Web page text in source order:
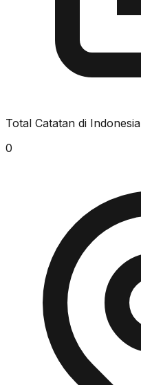
Total Catatan di Indonesia
0